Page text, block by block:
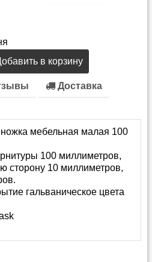
в корзину
Доставка
мебельная малая 100
100 миллиметров,
сторону 10 миллиметров,
гальваническое цвета